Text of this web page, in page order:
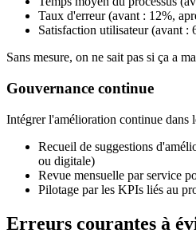
Taux d'erreur (avant : 12%,
Satisfaction utilisateur (avant :
Sans mesure, on ne sait pas si ça a
Gouvernance continue
Intégrer l'amélioration continue dans
Recueil de suggestions
ou digitale)
Revue mensuelle par service
Pilotage par les KPIs liés au
Erreurs courantes à